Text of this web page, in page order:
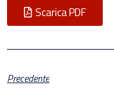
Scarica PDF
Precedente